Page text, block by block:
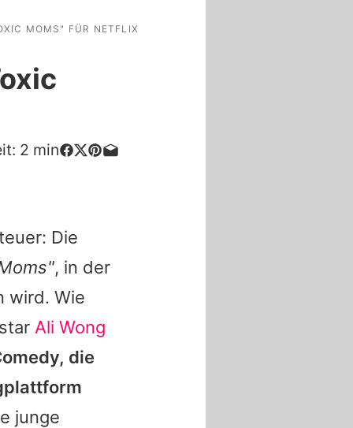
MOMS" FÜR NETFLIX
2 min
Die
, in der
wird. Wie
Ali Wong
die
junge